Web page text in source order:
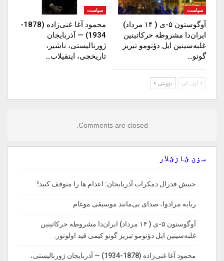
سیاست
آوگوستون ۵-ی ( ۱۴ مرداد)
ایران‌دا مشروطه حرکاتینین
غلبه‌سینین ایل دؤنومو تبریز
گونو…
سیاست
محمود آغا غنی‌زاده (1878-
1934) — آذربایجان
ژورنالیستی، ناشیر،
تاریخچی، اینقیلاب…
اول کی نؤوبتی
Comments are closed.
سۏن ؽازؽلار
جنبش فدرال دمکرات آذربایجان: اعدام ها را‌ متوقف‌ کنید!
ربابه مرادوا، صدای بی‌مانند موسیقی موغام
آوگوستون ۵-ی ( ۱۴ مرداد) ایران‌دا مشروطه حرکاتینین
غلبه‌سینین ایل دؤنومو تبریز گونو کیمی قید اولونور.
محمود آغا غنی‌زاده (1878-1934) — آذربایجان ژورنالیستی،